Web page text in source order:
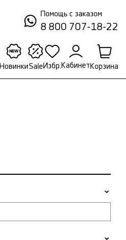
Помощь с заказом
8 800 707-18-22
НовинкиSale Избр. Кабинет Корзина